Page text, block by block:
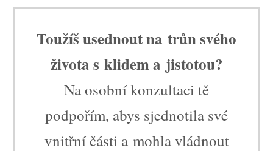
Toužíš usednout na trůn svého
života s klidem a jistotou?
Na osobní konzultaci tě
podpořím, abys sjednotila své
vnitřní části a mohla vládnout